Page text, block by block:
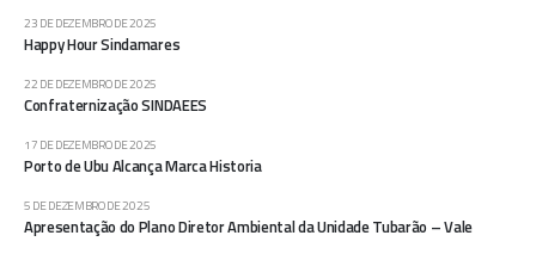
Happy Hour Sindamares
23 DE DEZEMBRO DE 2025
Confraternização SINDAEES
22 DE DEZEMBRO DE 2025
Porto de Ubu Alcança Marca Historia
17 DE DEZEMBRO DE 2025
Apresentação do Plano Diretor Ambiental da Unidade Tubarão – Vale
5 DE DEZEMBRO DE 2025